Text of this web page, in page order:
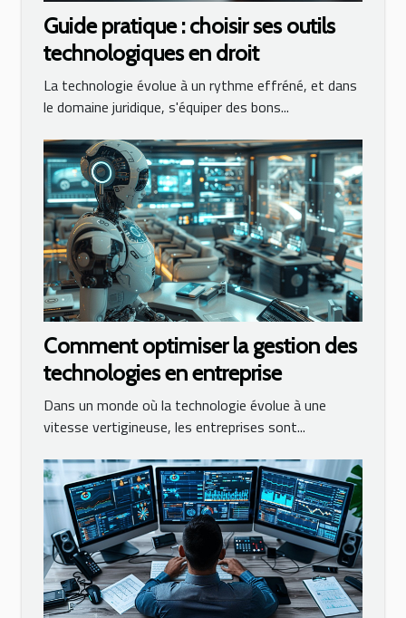
Guide pratique : choisir ses outils
technologiques en droit
La technologie évolue à un rythme effréné, et dans
le domaine juridique, s'équiper des bons...
Comment optimiser la gestion des
technologies en entreprise
Dans un monde où la technologie évolue à une
vitesse vertigineuse, les entreprises sont...